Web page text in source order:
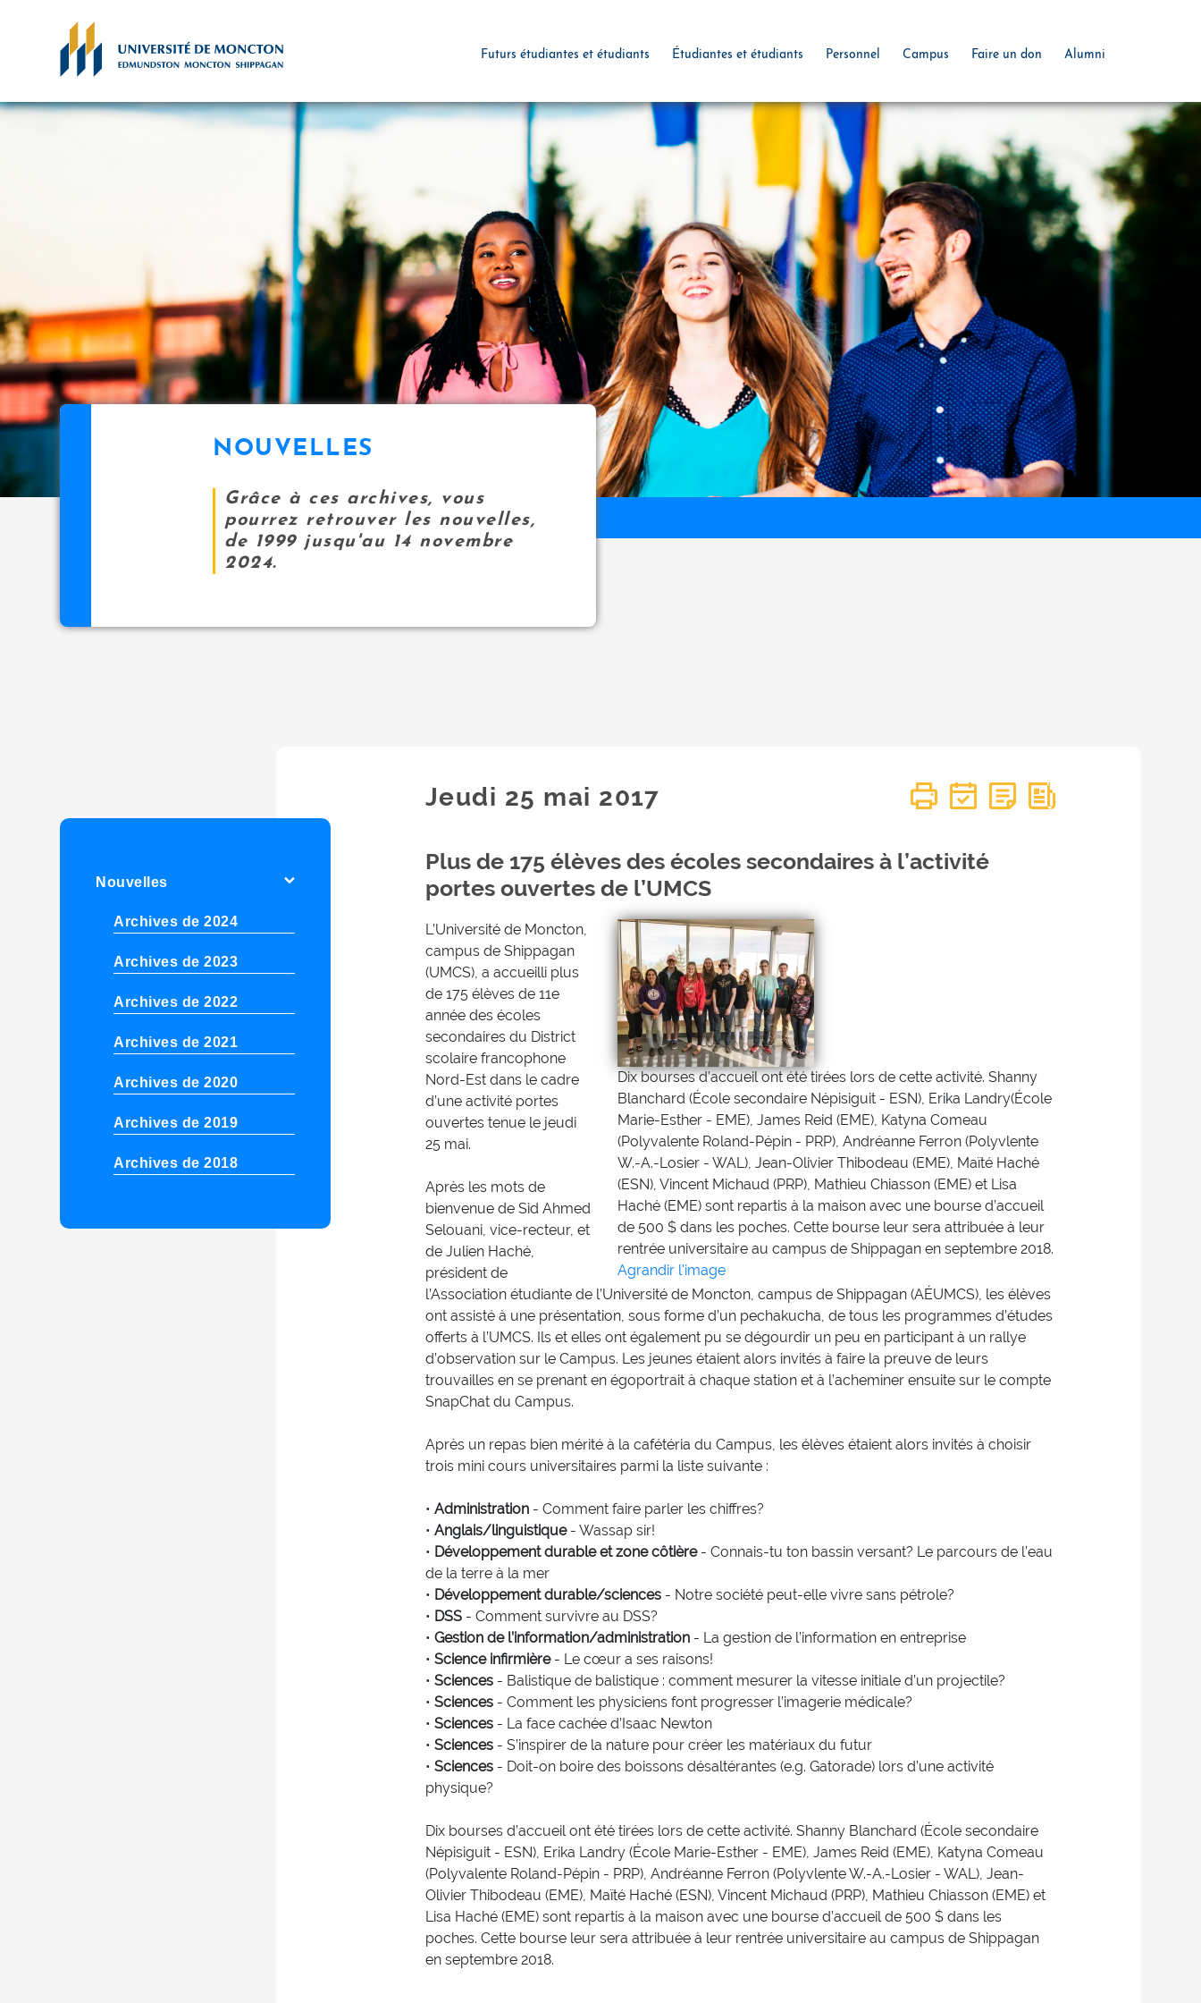
Futurs étudiantes et étudiants Étudiantes et étudiants Personnel Campus Faire un don Alumni
NOUVELLES
Grâce à ces archives, vous
pourrez retrouver les nouvelles,
de 1999 jusqu'au 14 novembre
2024.
Nouvelles
Archives de 2024
Archives de 2023
Archives de 2022
Archives de 2021
Archives de 2020
Archives de 2019
Archives de 2018
Jeudi 25 mai 2017
Plus de 175 élèves des écoles secondaires à l’activité
portes ouvertes de l’UMCS
Dix bourses d’accueil ont été tirées lors de cette activité. Shanny
Blanchard (École secondaire Népisiguit - ESN), Erika Landry(École
Marie-Esther - EME), James Reid (EME), Katyna Comeau
(Polyvalente Roland-Pépin - PRP), Andréanne Ferron (Polyvlente
W.-A.-Losier - WAL), Jean-Olivier Thibodeau (EME), Maïté Haché
(ESN), Vincent Michaud (PRP), Mathieu Chiasson (EME) et Lisa
Haché (EME) sont repartis à la maison avec une bourse d’accueil
de 500 $ dans les poches. Cette bourse leur sera attribuée à leur
rentrée universitaire au campus de Shippagan en septembre 2018.
Agrandir l'image
L’Université de Moncton,
campus de Shippagan
(UMCS), a accueilli plus
de 175 élèves de 11e
année des écoles
secondaires du District
scolaire francophone
Nord-Est dans le cadre
d’une activité portes
ouvertes tenue le jeudi
25 mai.
Après les mots de
bienvenue de Sid Ahmed
Selouani, vice-recteur, et
de Julien Haché,
président de
l’Association étudiante de l’Université de Moncton, campus de Shippagan (AÉUMCS), les élèves
ont assisté à une présentation, sous forme d’un pechakucha, de tous les programmes d’études
offerts à l’UMCS. Ils et elles ont également pu se dégourdir un peu en participant à un rallye
d’observation sur le Campus. Les jeunes étaient alors invités à faire la preuve de leurs
trouvailles en se prenant en égoportrait à chaque station et à l’acheminer ensuite sur le compte
SnapChat du Campus.
Après un repas bien mérité à la cafétéria du Campus, les élèves étaient alors invités à choisir
trois mini cours universitaires parmi la liste suivante :
• Administration- Comment faire parler les chiffres?
• Anglais/linguistique- Wassap sir!
• Développement durable et zone côtière- Connais-tu ton bassin versant? Le parcours de l’eau
de la terre à la mer
• Développement durable/sciences - Notre société peut-elle vivre sans pétrole?
• DSS - Comment survivre au DSS?
• Gestion de l’information/administration - La gestion de l’information en entreprise
• Science infirmière- Le cœur a ses raisons!
• Sciences - Balistique de balistique : comment mesurer la vitesse initiale d’un projectile?
• Sciences- Comment les physiciens font progresser l’imagerie médicale?
• Sciences- La face cachée d’Isaac Newton
• Sciences - S’inspirer de la nature pour créer les matériaux du futur
• Sciences- Doit-on boire des boissons désaltérantes (e.g. Gatorade) lors d’une activité
physique?
Dix bourses d’accueil ont été tirées lors de cette activité. Shanny Blanchard (École secondaire
Népisiguit - ESN), Erika Landry (École Marie-Esther - EME), James Reid (EME), Katyna Comeau
(Polyvalente Roland-Pépin - PRP), Andréanne Ferron (Polyvlente W.-A.-Losier - WAL), Jean-
Olivier Thibodeau (EME), Maïté Haché (ESN), Vincent Michaud (PRP), Mathieu Chiasson (EME) et
Lisa Haché (EME) sont repartis à la maison avec une bourse d’accueil de 500 $ dans les
poches. Cette bourse leur sera attribuée à leur rentrée universitaire au campus de Shippagan
en septembre 2018.